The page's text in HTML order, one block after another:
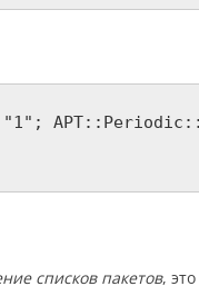
списков пакетов,